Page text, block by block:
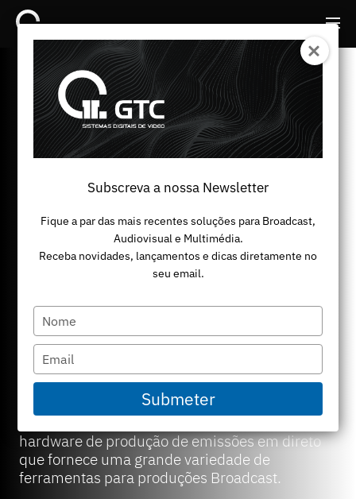
Back
Back
Ecosistema de
hardware e software de
última geração para
infraestrutura de
produção de base IP
BLADE//runner é um conjunto de software e
hardware de produção de emissões em direto
que fornece uma grande variedade de
ferramentas para produções Broadcast.
Subscreva a nossa Newsletter
Fique a par das mais recentes soluções para Broadcast,
Audiovisual e Multimédia.
Receba novidades, lançamentos e dicas diretamente no
seu email.
Type
your
name
Type
your
email
Submeter